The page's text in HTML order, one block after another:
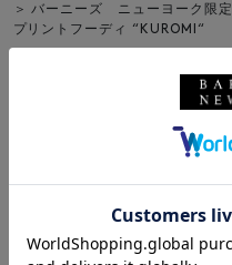
＞ バーニーズ ニューヨーク限定
プリントフーディ “KUROMI“